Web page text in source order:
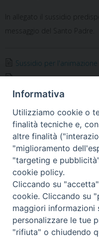
In allegato il sussidio
messaggio del Santo Padre.
Sussidio per l'animazione
Mondiale dei poveri
Verso la Giornata per la
protezione dei minori
Informativa
Utilizziamo cookie o
finalità tecniche e,
altre finalità
"miglioramento
"targeting e
cookie policy.
Cliccando su
cookie. Cliccando su
maggiori
personalizzare le tue
"rifiuta" o chiudendo